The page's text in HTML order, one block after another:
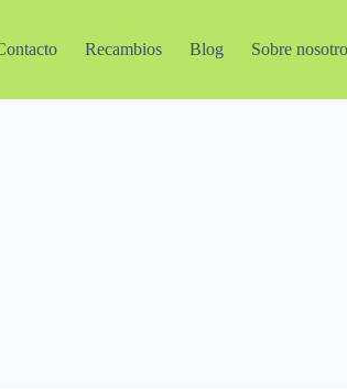
Recambios Blog Sobre